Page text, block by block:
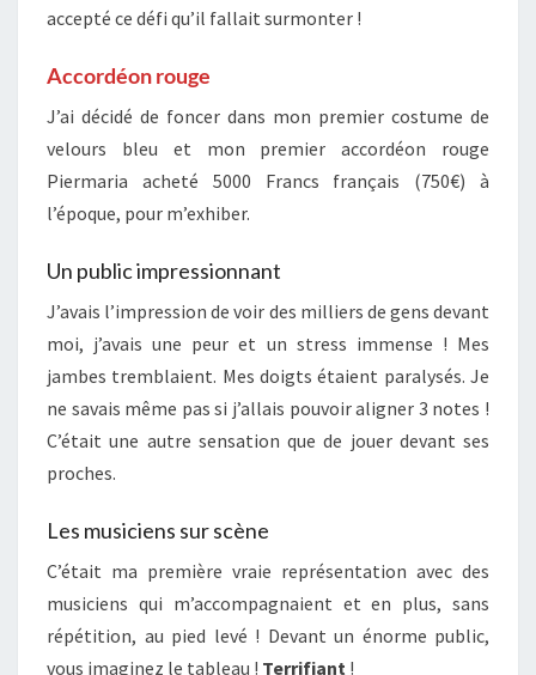
accepté ce défi qu’il fallait surmonter !
Accordéon rouge
J’ai décidé de foncer dans mon premier costume de
velours bleu et mon premier accordéon rouge
Piermaria acheté 5000 Francs français (750€) à
l’époque, pour m’exhiber.
Un public impressionnant
J’avais l’impression de voir des milliers de gens devant
moi, j’avais une peur et un stress immense ! Mes
jambes tremblaient. Mes doigts étaient paralysés. Je
ne savais même pas si j’allais pouvoir aligner 3 notes !
C’était une autre sensation que de jouer devant ses
proches.
Les musiciens sur scène
C’était ma première vraie représentation avec des
musiciens qui m’accompagnaient et en plus, sans
répétition, au pied levé ! Devant un énorme public,
vous imaginez le tableau ! Terrifiant !